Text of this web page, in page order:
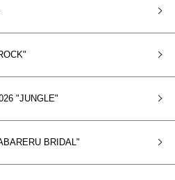
"JUNGLE"
BRIDAL"